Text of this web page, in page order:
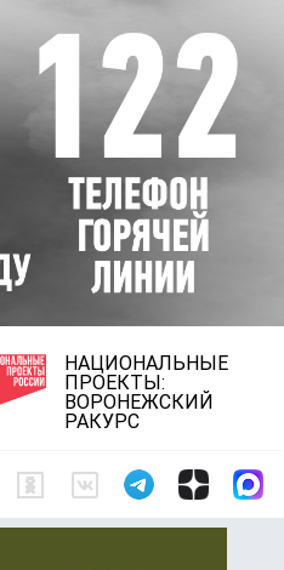
НАЦИОНАЛЬНЫЕ
ПРОЕКТЫ:
ВОРОНЕЖСКИЙ
РАКУРС